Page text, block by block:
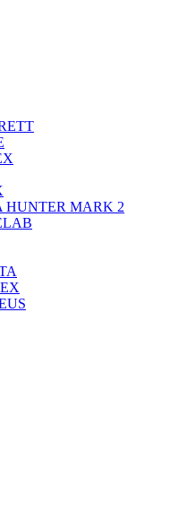
HUNTER MARK 2